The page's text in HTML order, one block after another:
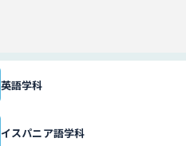
英語学科
イスパニア語学科